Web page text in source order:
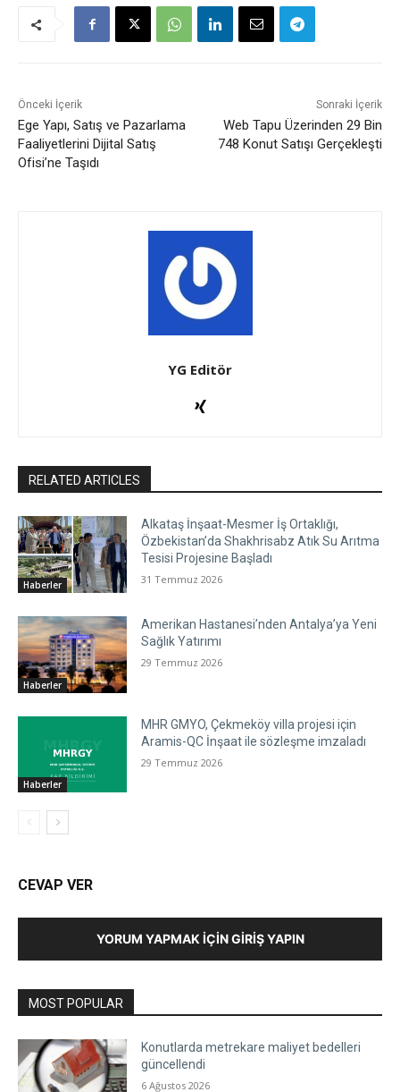
Önceki İçerik
Ege Yapı, Satış ve Pazarlama
Faaliyetlerini Dijital Satış
Ofisi’ne Taşıdı
Sonraki İçerik
Web Tapu Üzerinden 29 Bin
748 Konut Satışı Gerçekleşti
YG Editör
RELATED ARTICLES
Haberler
Alkataş İnşaat-Mesmer İş Ortaklığı,
Özbekistan’da Shakhrisabz Atık Su Arıtma
Tesisi Projesine Başladı
31 Temmuz 2026
Haberler
Amerikan Hastanesi’nden Antalya’ya Yeni
Sağlık Yatırımı
29 Temmuz 2026
Haberler
MHR GMYO, Çekmeköy villa projesi için
Aramis-QC İnşaat ile sözleşme imzaladı
29 Temmuz 2026
CEVAP VER
YORUM YAPMAK İÇIN GIRIŞ YAPIN
MOST POPULAR
Konutlarda metrekare maliyet bedelleri
güncellendi
6 Ağustos 2026